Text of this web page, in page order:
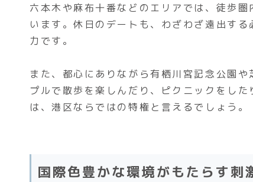
六本木や麻布十番などのエリアでは、徒歩
います。休日のデートも、わざわざ遠出す
力です。
また、都心にありながら有栖川宮記念公園
プルで散歩を楽しんだり、ピクニックをし
は、港区ならではの特権と言えるでしょう。
国際色豊かな環境がもたらす刺